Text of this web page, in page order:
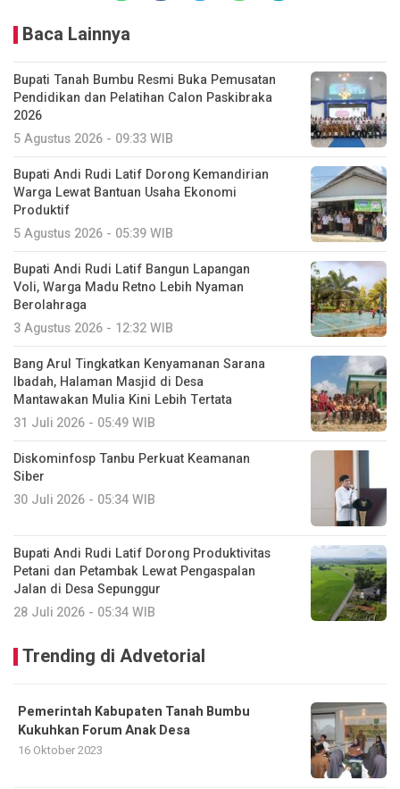
Baca Lainnya
Bupati Tanah Bumbu Resmi Buka Pemusatan
Pendidikan dan Pelatihan Calon Paskibraka
2026
5 Agustus 2026 - 09:33 WIB
Bupati Andi Rudi Latif Dorong Kemandirian
Warga Lewat Bantuan Usaha Ekonomi
Produktif
5 Agustus 2026 - 05:39 WIB
Bupati Andi Rudi Latif Bangun Lapangan
Voli, Warga Madu Retno Lebih Nyaman
Berolahraga
3 Agustus 2026 - 12:32 WIB
Bang Arul Tingkatkan Kenyamanan Sarana
Ibadah, Halaman Masjid di Desa
Mantawakan Mulia Kini Lebih Tertata
31 Juli 2026 - 05:49 WIB
Diskominfosp Tanbu Perkuat Keamanan
Siber
30 Juli 2026 - 05:34 WIB
Bupati Andi Rudi Latif Dorong Produktivitas
Petani dan Petambak Lewat Pengaspalan
Jalan di Desa Sepunggur
28 Juli 2026 - 05:34 WIB
Trending di Advetorial
Pemerintah Kabupaten Tanah Bumbu
Kukuhkan Forum Anak Desa
16 Oktober 2023